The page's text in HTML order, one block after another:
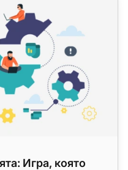
Игра, която